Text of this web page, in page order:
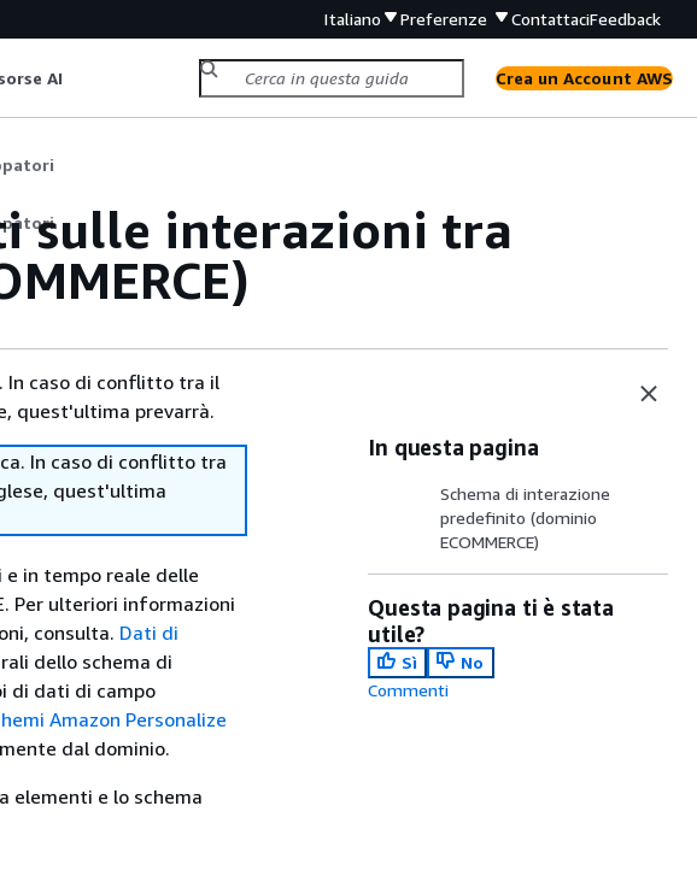
Italiano Preferenze ContattaciFeedback
AI Crea un Account AWS
sulle interazioni tra
In caso di conflitto tra il
quest'ultima prevarrà.
In caso di conflitto tra
quest'ultima
in tempo reale delle
Per ulteriori informazioni
consulta. Dati di
dello schema di
di dati di campo
Amazon Personalize
dal dominio.
elementi e lo schema
In questa pagina
Schema di interazione
predefinito (dominio
ECOMMERCE)
Questa pagina ti è stata
utile?
Sì
No
Commenti